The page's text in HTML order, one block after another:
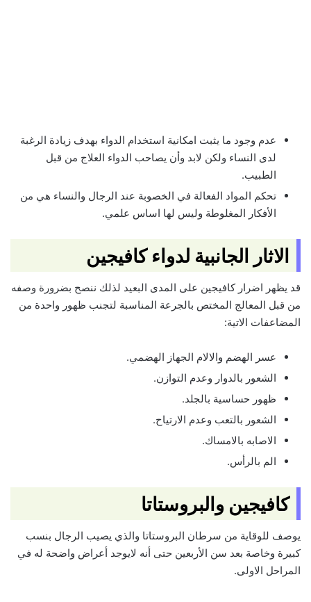
عدم وجود ما يثبت امكانية استخدام الدواء بهدف زيادة الرغبة
لدى النساء ولكن لابد وأن يصاحب الدواء العلاج من قبل
الطبيب.
تحكم المواد الفعالة في الخصوبة عند الرجال والنساء هي من
الأفكار المغلوطة وليس لها اساس علمي.
الاثار الجانبية لدواء كافيجين
قد يظهر اضرار كافيجين على المدى البعيد لذلك ننصح بضرورة وصفه
من قبل المعالج المختص بالجرعة المناسبة لتجنب ظهور واحدة من
المضاعفات الاتية:
عسر الهضم والالام الجهاز الهضمي.
الشعور بالدوار وعدم التوازن.
ظهور حساسية بالجلد.
الشعور بالتعب وعدم الارتياح.
الاصابه بالامساك.
الم بالرأس.
كافيجين والبروستاتا
يوصف للوقاية من سرطان البروستاتا والذي يصيب الرجال بنسب
كبيرة وخاصة بعد سن الأربعين حتى أنه لايوجد أعراض واضحة له في
المراحل الاولى.